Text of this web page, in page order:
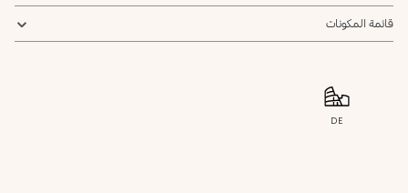
قائمة المكونات
DE